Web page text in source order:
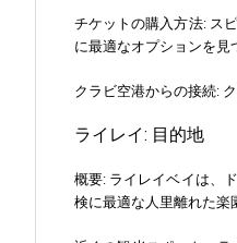
チケットの購入方法: ス
に最適なオプションを見
クラビ空港からの接続:
ライレイ: 目的地
概要: ライレイベイは、
検に最適な人里離れた楽